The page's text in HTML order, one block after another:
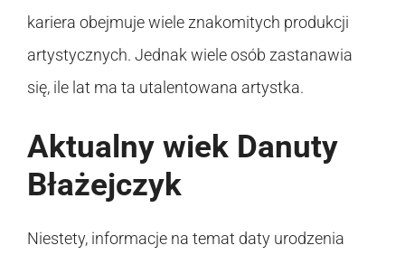
kariera obejmuje wiele znakomitych produkcji
artystycznych. Jednak wiele osób zastanawia
się, ile lat ma ta utalentowana artystka.
Aktualny wiek Danuty
Błażejczyk
Niestety, informacje na temat daty urodzenia